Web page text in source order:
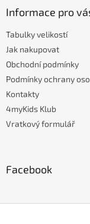
Informace pro
Tabulky velikostí
Jak nakupovat
Obchodní podmínky
Podmínky ochrany
Kontakty
4myKids Klub
Vratkový formulář
Facebook